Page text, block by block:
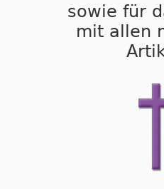
sowie für
mit allen